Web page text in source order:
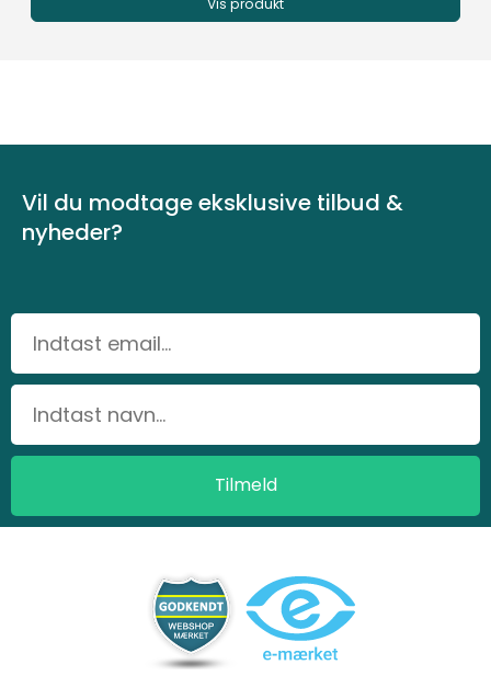
Vil du modtage eksklusive tilbud &
nyheder?